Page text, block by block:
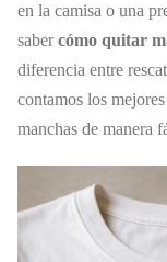
en la camisa o una
sabercómo quitar
diferencia entre
contamos los
manchas de manera